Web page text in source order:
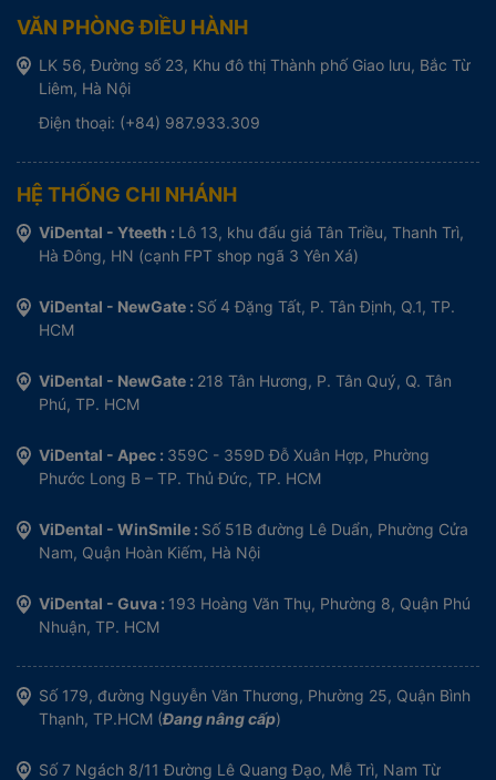
VĂN PHÒNG ĐIỀU HÀNH
LK 56, Đường số 23, Khu đô thị Thành phố Giao lưu, Bắc Từ
Liêm, Hà Nội
Điện thoại: (+84) 987.933.309
HỆ THỐNG CHI NHÁNH
ViDental - Yteeth : Lô 13, khu đấu giá Tân Triều, Thanh Trì,
Hà Đông, HN (cạnh FPT shop ngã 3 Yên Xá)
ViDental - NewGate : Số 4 Đặng Tất, P. Tân Định, Q.1, TP.
HCM
ViDental - NewGate : 218 Tân Hương, P. Tân Quý, Q. Tân
Phú, TP. HCM
ViDental - Apec : 359C - 359D Đỗ Xuân Hợp, Phường
Phước Long B – TP. Thủ Đức, TP. HCM
ViDental - WinSmile : Số 51B đường Lê Duẩn, Phường Cửa
Nam, Quận Hoàn Kiếm, Hà Nội
ViDental - Guva : 193 Hoàng Văn Thụ, Phường 8, Quận Phú
Nhuận, TP. HCM
Số 179, đường Nguyễn Văn Thương, Phường 25, Quận Bình
Thạnh, TP.HCM (Đang nâng cấp)
Số 7 Ngách 8/11 Đường Lê Quang Đạo, Mễ Trì, Nam Từ